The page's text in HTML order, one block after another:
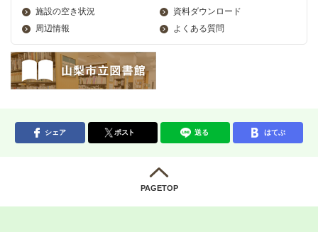
施設の空き状況
資料ダウンロード
周辺情報
よくある質問
シェア ポスト 送る はてぶ
PAGETOP